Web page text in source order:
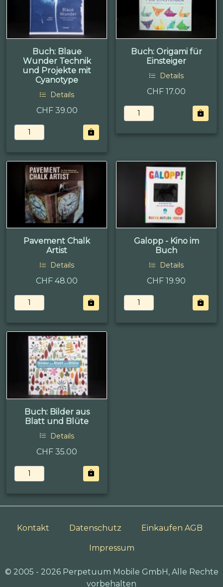
Buch: Blaue
Wunder Technik
und Projekte mit
Cyanotype
Details
CHF 39.00
Buch: Origami für
Einsteiger
Details
CHF 17.00
Pavement Chalk
Artist
Details
CHF 48.00
Galopp - Kino im
Buch
Details
CHF 19.90
Buch: Bilder aus
Blatt und Blüte
Details
CHF 35.00
Kontakt Datenschutz Einkaufen AGB
Impressum
© 2005 - 2026 Perpetuum Mobile GmbH, Alle Rechte
vorbehalten